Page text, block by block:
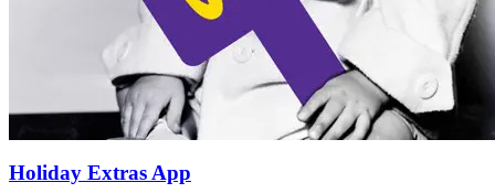
Holiday Extras App